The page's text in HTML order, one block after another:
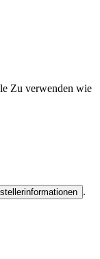
Zu verwenden wie
.